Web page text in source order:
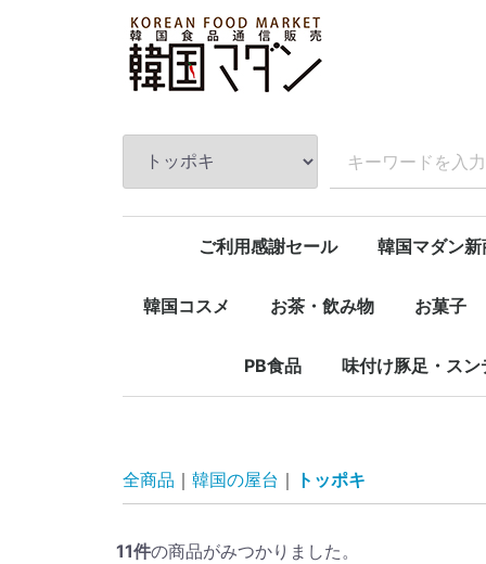
ご利用感謝セール 韓国マダン新
韓国コスメ
石鹸＆お風呂用品
ハンドクリーム
お茶・飲み物
コーヒー
お茶
蜂蜜入りお茶
飲料
お菓子
デザート
スナック
PB食品 味付け豚足・スン
全商品 韓国の屋台 トッポキ
11件の商品がみつかりました。